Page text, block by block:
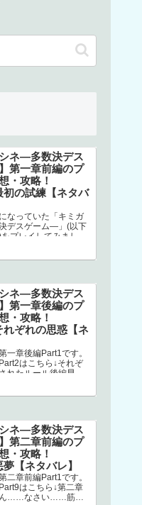
シネ―多数決デス
第一章前編のプ
・攻略！
初の試練【ネタバ
なっていた「キミガ
デスゲーム―」(以下
プレイしてみまし
シネ―多数決デス
第一章後編のプ
・攻略！
れぞれの思惑【ネ
一章後編Part1です。
はこちら↓それぞ
れたルール後編早々
シネ―多数決デス
第二章前編のプ
・攻略！
【ネタバレ】
二章前編Part1です。
はこちら↓第二章
ん……なさい……筋肉